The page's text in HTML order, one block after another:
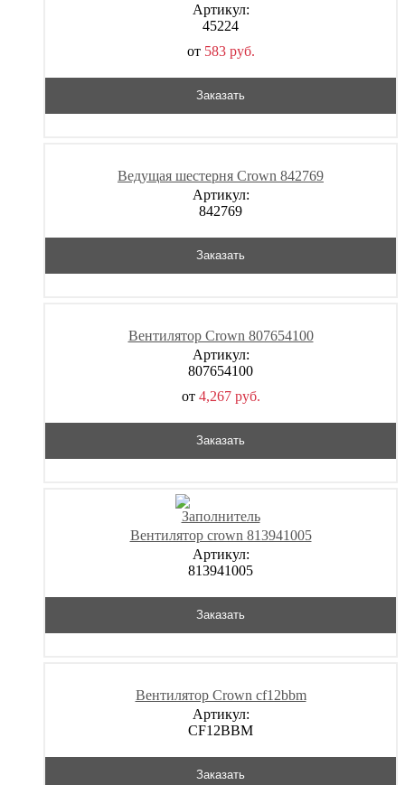
Артикул:
45224
от 583 руб.
Заказать
Ведущая шестерня Crown 842769
Артикул:
842769
Заказать
Вентилятор Crown 807654100
Артикул:
807654100
от 4,267 руб.
Заказать
Вентилятор crown 813941005
Артикул:
813941005
Заказать
Вентилятор Crown cf12bbm
Артикул:
CF12BBM
Заказать